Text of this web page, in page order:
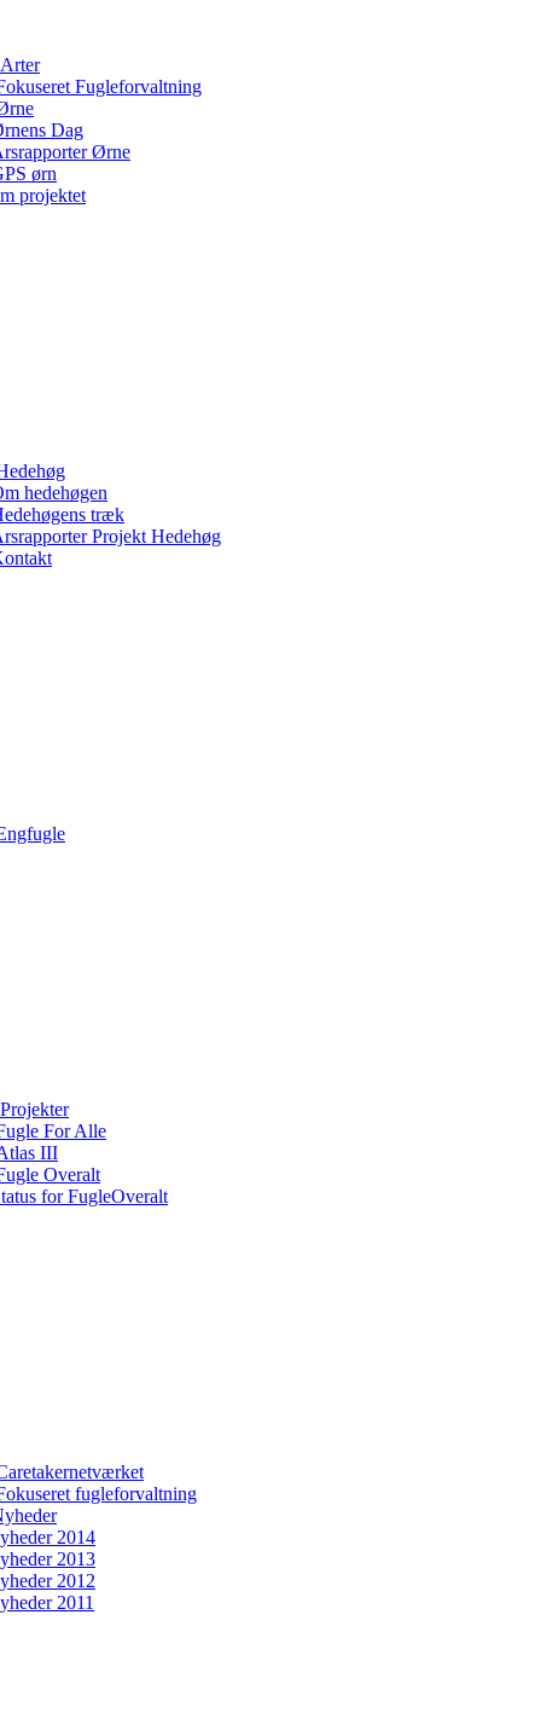
Arter
Fugleforvaltning
Dag
Ørne
ørn
projektet
hedehøgen
træk
Projekt Hedehøg
Projekter
For Alle
III
Overalt
for FugleOveralt
fugleforvaltning
2014
2013
2012
2011